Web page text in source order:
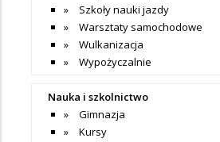
Szkoły nauki jazdy
Warsztaty samochodowe
Wulkanizacja
Wypożyczalnie
Nauka i szkolnictwo
Gimnazja
Kursy